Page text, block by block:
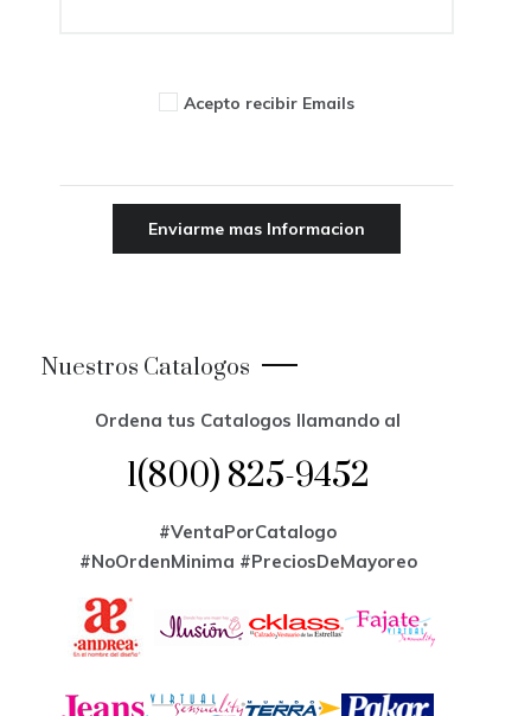
Acepto recibir Emails
Nuestros Catalogos
Ordena tus Catalogos llamando al
1(800) 825-9452
#VentaPorCatalogo
#NoOrdenMinima #PreciosDeMayoreo